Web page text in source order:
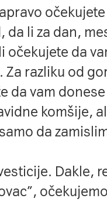
li za dan,
da
razliku od
da vam
komšije,
da
Dakle,